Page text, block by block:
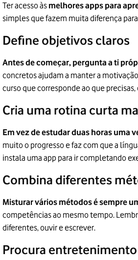
Ter acesso às melhores apps para
simples que fazem muita diferença
Define objetivos claros
Antes de começar, pergunta a ti
concretos ajudam a manter a
curso que corresponde ao que
Cria uma rotina curta
Em vez de estudar duas horas uma
muito o progresso e faz com que a
instala uma app para ir completando
Combina diferentes
Misturar vários métodos é sempre
competências ao mesmo tempo.
diferentes, ouvir e escrever.
Procura